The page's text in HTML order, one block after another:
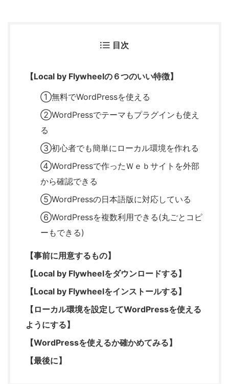
目次
【Local by Flywheelの６つのいい特徴】
①無料でWordPressを使える
②WordPressでテーマもプラグインも使え
る
③初心者でも簡単にローカル環境を作れる
④WordPressで作ったＷｅｂサイトを外部
から確認できる
⑤WordPressの日本語版に対応している
⑥WordPressを複数利用できる(丸ごとコピ
ーもできる)
【事前に用意するもの】
【Local by Flywheelをダウンロードする】
【Local by Flywheelをインストールする】
【ローカル環境を設定してWordPressを使える
ようにする】
【WordPressを使えるか確かめてみる】
【最後に】